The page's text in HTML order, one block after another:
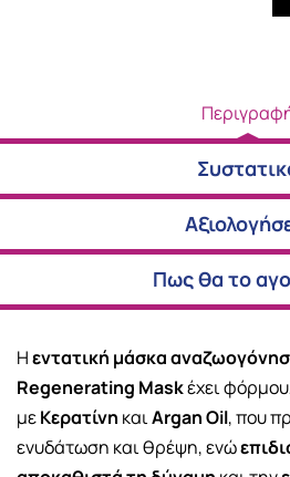
Πως θα το
Ηεντατική μάσκα
Regenerating Maskέχει
μεΚερατίνη καιArgan Oil, που
ενυδάτωση και θρέψη, ενώ